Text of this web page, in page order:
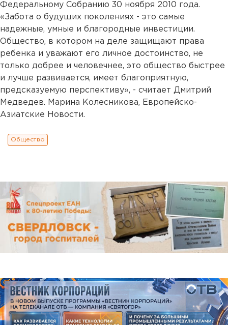
Федеральному Собранию 30 ноября 2010 года.
«Забота о будущих поколениях - это самые
надежные, умные и благородные инвестиции.
Общество, в котором на деле защищают права
ребенка и уважают его личное достоинство, не
только добрее и человечнее, это общество быстрее
и лучше развивается, имеет благоприятную,
предсказуемую перспективу», - считает Дмитрий
Медведев. Марина Колесникова, Европейско-
Азиатские Новости.
Общество